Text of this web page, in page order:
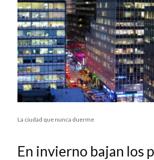
La ciudad que nunca duerme
En invierno bajan los